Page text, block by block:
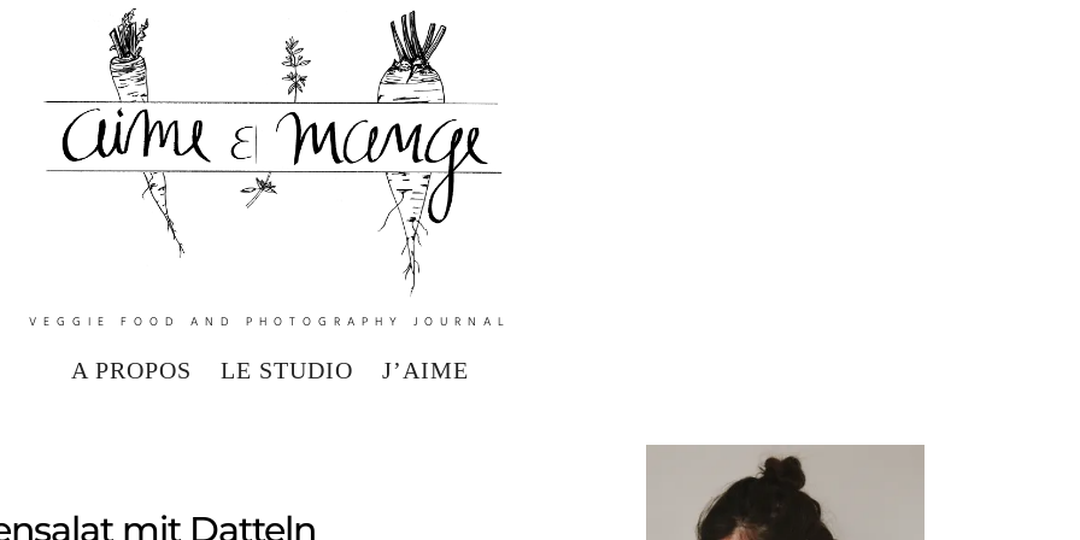
VEGGIE FOOD AND PHOTOGRAPHY JOURNAL
A PROPOS LE STUDIO J’AIME
mit Datteln